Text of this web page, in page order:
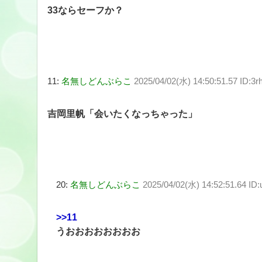
33ならセーフか？
11: 名無しどんぶらこ 2025/04/02(水) 14:50:51.57
吉岡里帆「会いたくなっちゃった」
20: 名無しどんぶらこ 2025/04/02(水) 14:52:51.64
>>11
うおおおおおおおお